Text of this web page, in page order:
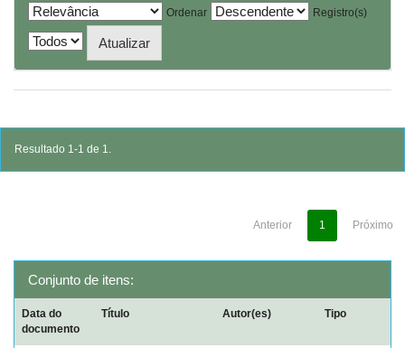
Ordenar
Registro(s)
Resultado 1-1 de 1.
Anterior 1 Próximo
Conjunto de itens:
Data do
documento
Título Autor(es) Tipo